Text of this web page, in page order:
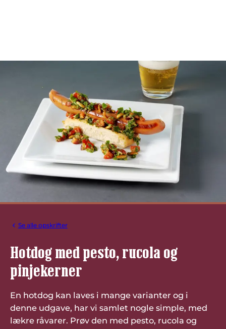
Se alle opskrifter
Hotdog med pesto, rucola og
pinjekerner
En hotdog kan laves i mange varianter og i
denne udgave, har vi samlet nogle simple, med
lækre råvarer. Prøv den med pesto, rucola og